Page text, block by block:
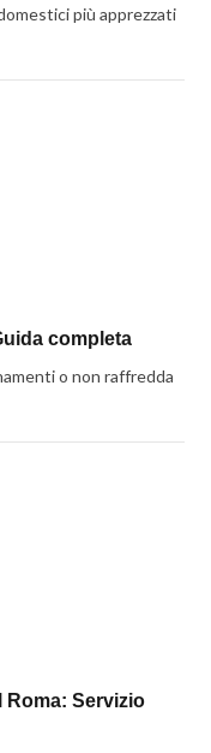
più apprezzati
completa
o non raffredda
Roma: Servizio